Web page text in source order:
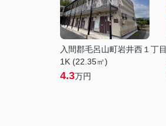
入間郡毛呂山町岩井西１丁目
1K (22.35㎡)
4.3万円